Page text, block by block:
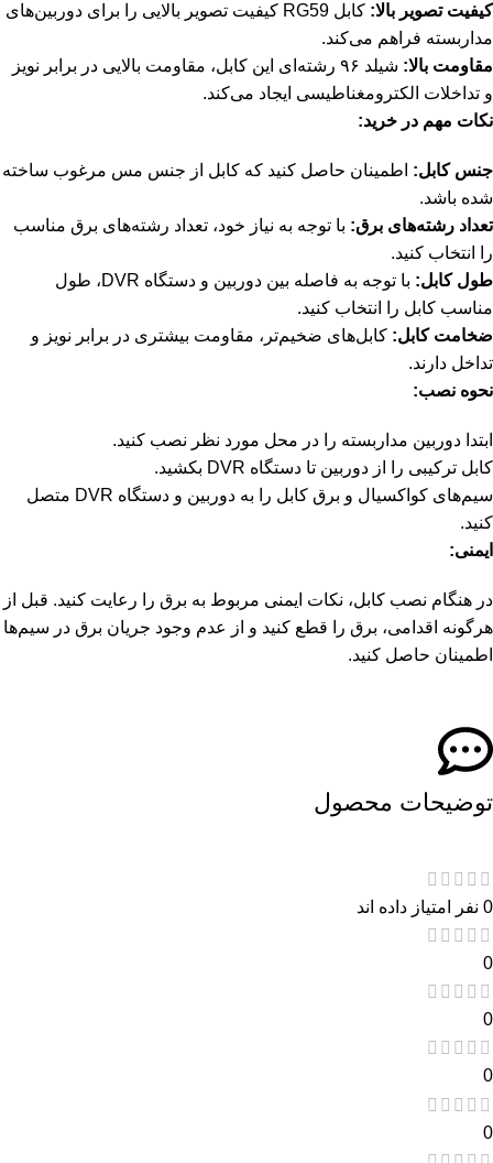
کیفیت تصویر بالا:
کابل RG59 کیفیت تصویر بالایی را برای دوربین‌های
مداربسته فراهم می‌کند.
مقاومت بالا:
شیلد ۹۶ رشته‌ای این کابل، مقاومت بالایی در برابر نویز
و تداخلات الکترومغناطیسی ایجاد می‌کند.
نکات مهم در خرید:
جنس کابل: اطمینان حاصل کنید که کابل از جنس مس مرغوب ساخته
شده باشد.
تعداد رشته‌های برق: با توجه به نیاز خود، تعداد رشته‌های برق مناسب
را انتخاب کنید.
طول کابل:
با توجه به فاصله بین دوربین و دستگاه DVR، طول
مناسب کابل را انتخاب کنید.
ضخامت کابل: کابل‌های ضخیم‌تر، مقاومت بیشتری در برابر نویز و
تداخل دارند.
نحوه نصب:
ابتدا دوربین مداربسته را در محل مورد نظر نصب کنید.
کابل ترکیبی را از دوربین تا دستگاه DVR بکشید.
سیم‌های کواکسیال و برق کابل را به دوربین و دستگاه DVR متصل
کنید.
ایمنی:
در هنگام نصب کابل، نکات ایمنی مربوط به برق را رعایت کنید. قبل از
هرگونه اقدامی، برق را قطع کنید و از عدم وجود جریان برق در سیم‌ها
اطمینان حاصل کنید.
توضیحات محصول
0 نفر امتیاز داده اند
0
0
0
0